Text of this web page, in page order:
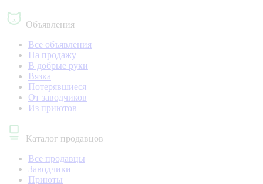
Объявления
Все объявления
На продажу
В добрые руки
Вязка
Потерявшиеся
От заводчиков
Из приютов
Каталог продавцов
Все продавцы
Заводчики
Приюты